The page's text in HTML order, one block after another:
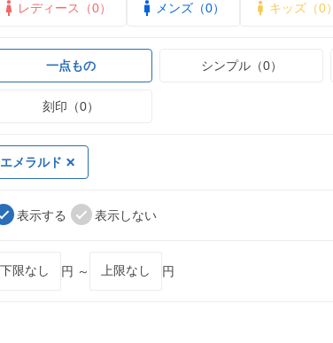
レディース（0） メンズ（0） キッズ（0）
一点もの シンプル（0）
刻印（0）
エメラルド
表示する 表示しない
円 ～ 円